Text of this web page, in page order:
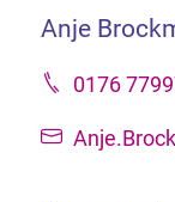
Anje
0176